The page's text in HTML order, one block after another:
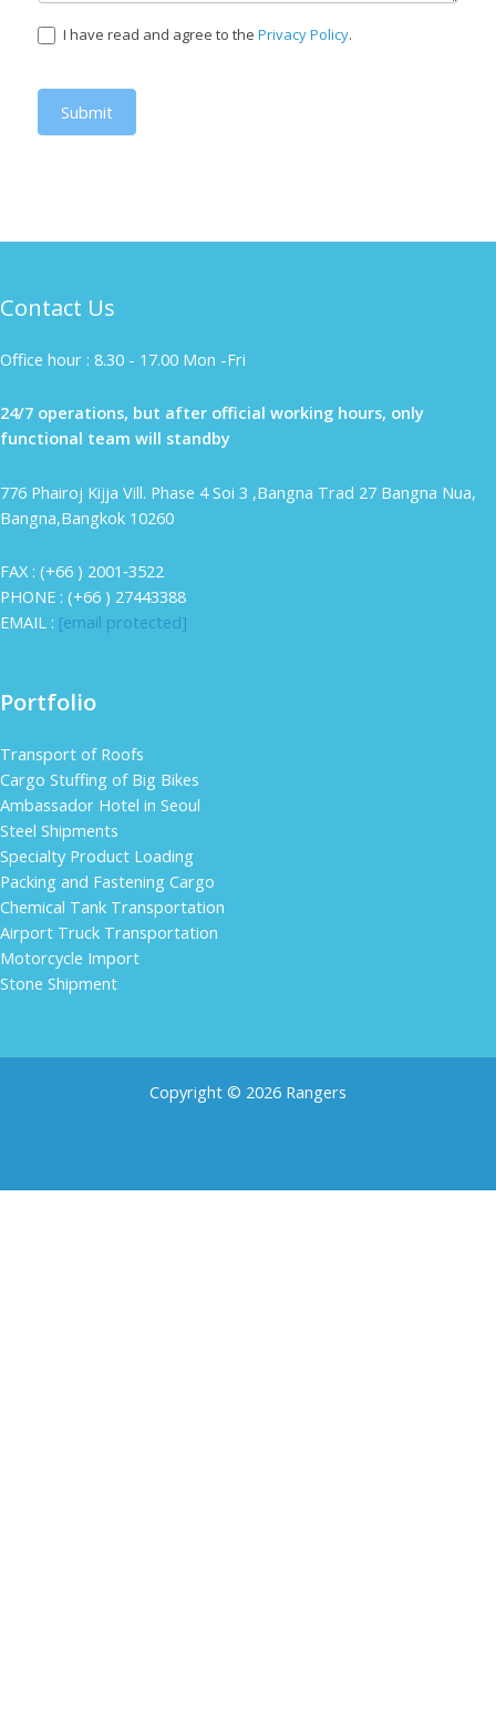
I have read and agree to thePrivacy Policy.
Submit
Contact Us
Office hour : 8.30 - 17.00 Mon -Fri
24/7 operations, but after official working hours, only
functional team will standby
776 Phairoj Kijja Vill. Phase 4 Soi 3 ,Bangna Trad 27 Bangna Nua,
Bangna,Bangkok 10260
FAX : (+66 ) 2001‐3522
PHONE : (+66 ) 27443388
EMAIL : [email protected]
Portfolio
Transport of Roofs
Cargo Stuffing of Big Bikes
Ambassador Hotel in Seoul
Steel Shipments
Specialty Product Loading
Packing and Fastening Cargo
Chemical Tank Transportation
Airport Truck Transportation
Motorcycle Import
Stone Shipment
Copyright © 2026 Rangers